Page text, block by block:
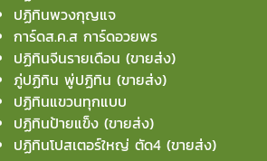
ปฏิทินพวงกุญแจ
การ์ดส.ค.ส การ์ดอวยพร
ปฏิทินจีนรายเดือน (ขายส่ง)
ภู่ปฏิทิน พู่ปฏิทิน (ขายส่ง)
ปฏิทินแขวนทุกแบบ
ปฏิทินป้ายแข็ง (ขายส่ง)
ปฏิทินโปสเตอร์ใหญ่ ตัด4 (ขายส่ง)